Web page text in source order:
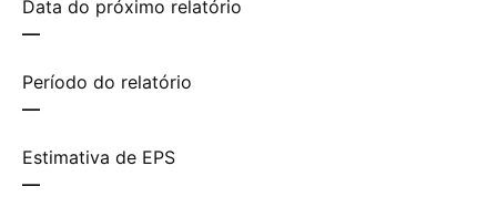
Data do próximo relatório
—
Período do relatório
—
Estimativa de EPS
—